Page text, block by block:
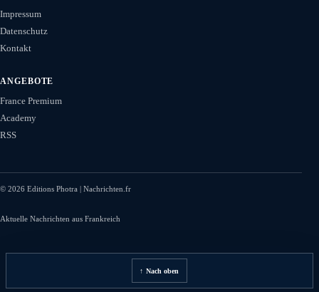
Impressum
Datenschutz
Kontakt
ANGEBOTE
France Premium
Academy
RSS
© 2026 Editions Photra | Nachrichten.fr
Aktuelle Nachrichten aus Frankreich
↑ Nach oben